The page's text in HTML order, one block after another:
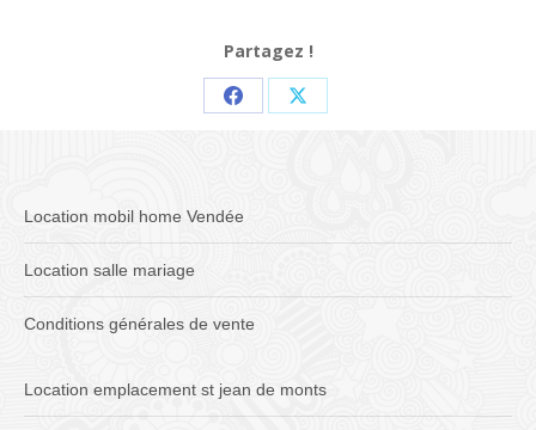
Partagez !
PartagerPartager
Location mobil home Vendée
Location salle mariage
Conditions générales de vente
Location emplacement st jean de monts